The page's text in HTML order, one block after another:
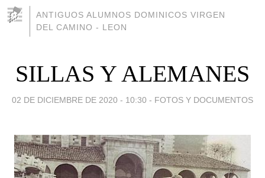
ANTIGUOS ALUMNOS DOMINICOS VIRGEN
DEL CAMINO - LEON
SILLAS Y ALEMANES
02 DE DICIEMBRE DE 2020 - 10:30 - FOTOS Y DOCUMENTOS